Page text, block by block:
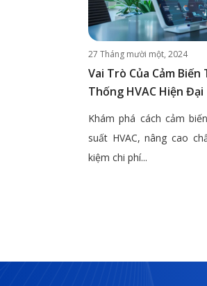
27 Tháng mười một, 2024
Vai Trò Của Cảm Biến
Thống HVAC Hiện Đại
Khám phá cách cảm
suất HVAC, nâng cao
kiệm chi phí...